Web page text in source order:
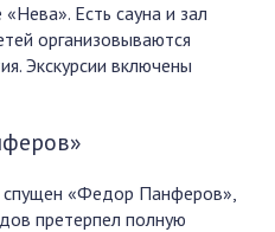
Есть сауна и зал
организовываются
Экскурсии включены
спущен «Федор Панферов»,
претерпел полную